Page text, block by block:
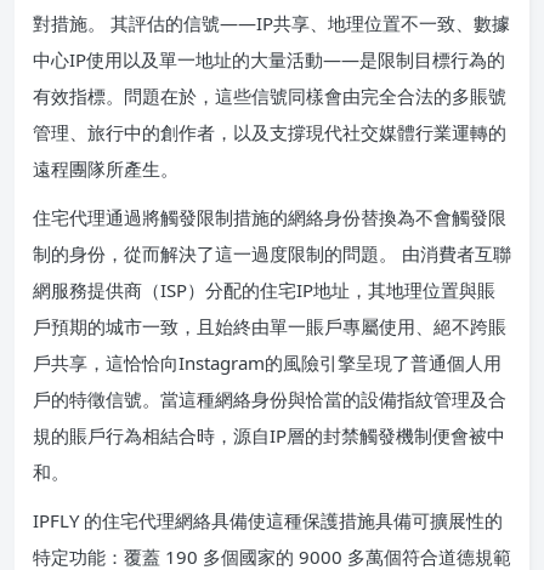
對措施。 其評估的信號——IP共享、地理位置不一致、數據
中心IP使用以及單一地址的大量活動——是限制目標行為的
有效指標。問題在於，這些信號同樣會由完全合法的多賬號
管理、旅行中的創作者，以及支撐現代社交媒體行業運轉的
遠程團隊所產生。
住宅代理通過將觸發限制措施的網絡身份替換為不會觸發限
制的身份，從而解決了這一過度限制的問題。 由消費者互聯
網服務提供商（ISP）分配的住宅IP地址，其地理位置與賬
戶預期的城市一致，且始終由單一賬戶專屬使用、絕不跨賬
戶共享，這恰恰向Instagram的風險引擎呈現了普通個人用
戶的特徵信號。當這種網絡身份與恰當的設備指紋管理及合
規的賬戶行為相結合時，源自IP層的封禁觸發機制便會被中
和。
IPFLY 的住宅代理網絡具備使這種保護措施具備可擴展性的
特定功能：覆蓋 190 多個國家的 9000 多萬個符合道德規範